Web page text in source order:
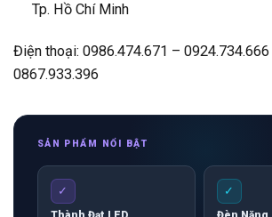
Tp. Hồ Chí Minh
Điện thoại: 0986.474.671 –
0867.933.396
SẢN PHẨM NỔI BẬT
✓ ✓